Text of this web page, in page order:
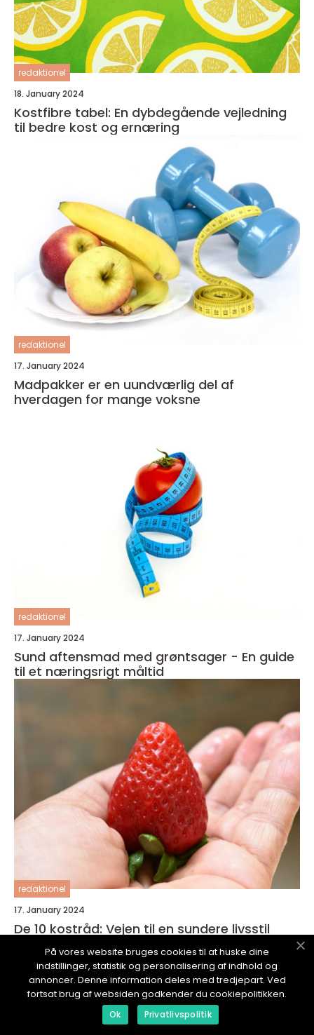
redaktionel
18. January 2024
Kostfibre tabel: En dybdegående vejledning
til bedre kost og ernæring
redaktionel
17. January 2024
Madpakker er en uundværlig del af
hverdagen for mange voksne
redaktionel
17. January 2024
Sund aftensmad med grøntsager - En guide
til et næringsrigt måltid
redaktionel
17. January 2024
De 10 kostråd: Vejen til en sundere livsstil
SUNDEOS.dk
På vores website bruges cookies til at huske dine
indstillinger, statistik og personalisering af indhold og
annoncer. Denne information deles med tredjepart. Ved
fortsat brug af websiden godkender du cookiepolitikken.
Ok Privatlivspolitik